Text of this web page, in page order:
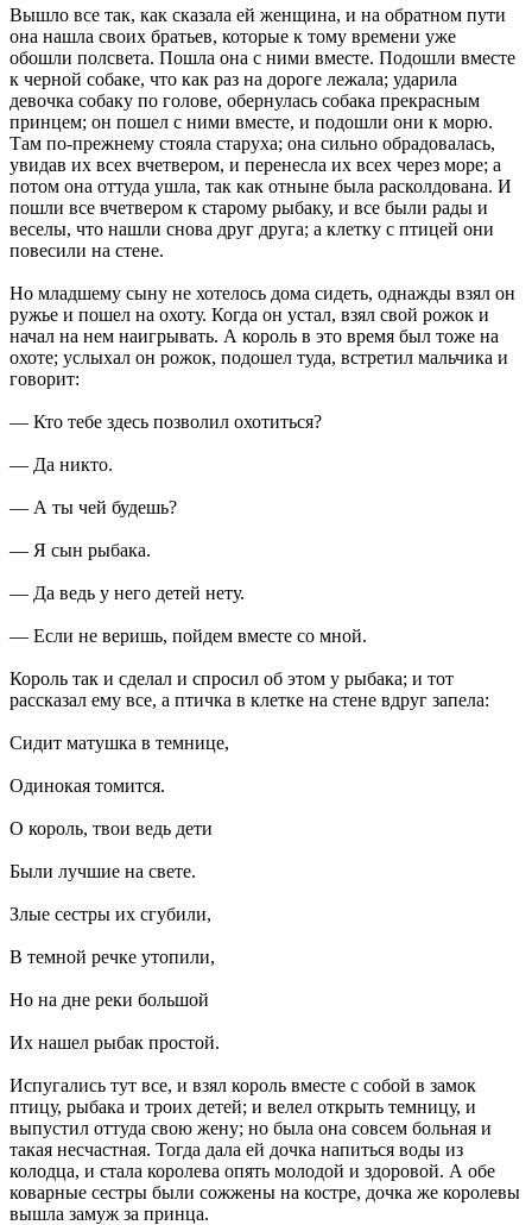
Вышло все так, как сказала ей женщина, и на обратном пути
она нашла своих братьев, которые к тому времени уже
обошли полсвета. Пошла она с ними вместе. Подошли вместе
к черной собаке, что как раз на дороге лежала; ударила
девочка собаку по голове, обернулась собака прекрасным
принцем; он пошел с ними вместе, и подошли они к морю.
Там по-прежнему стояла старуха; она сильно обрадовалась,
увидав их всех вчетвером, и перенесла их всех через море; а
потом она оттуда ушла, так как отныне была расколдована. И
пошли все вчетвером к старому рыбаку, и все были рады и
веселы, что нашли снова друг друга; а клетку с птицей они
повесили на стене.
Но младшему сыну не хотелось дома сидеть, однажды взял он
ружье и пошел на охоту. Когда он устал, взял свой рожок и
начал на нем наигрывать. А король в это время был тоже на
охоте; услыхал он рожок, подошел туда, встретил мальчика и
говорит:
— Кто тебе здесь позволил охотиться?
— Да никто.
— А ты чей будешь?
— Я сын рыбака.
— Да ведь у него детей нету.
— Если не веришь, пойдем вместе со мной.
Король так и сделал и спросил об этом у рыбака; и тот
рассказал ему все, а птичка в клетке на стене вдруг запела:
Сидит матушка в темнице,
Одинокая томится.
О король, твои ведь дети
Были лучшие на свете.
Злые сестры их сгубили,
В темной речке утопили,
Но на дне реки большой
Их нашел рыбак простой.
Испугались тут все, и взял король вместе с собой в замок
птицу, рыбака и троих детей; и велел открыть темницу, и
выпустил оттуда свою жену; но была она совсем больная и
такая несчастная. Тогда дала ей дочка напиться воды из
колодца, и стала королева опять молодой и здоровой. А обе
коварные сестры были сожжены на костре, дочка же королевы
вышла замуж за принца.